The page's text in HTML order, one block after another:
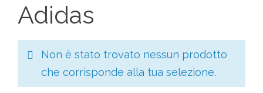
Adidas
Non è stato trovato nessun prodotto
che corrisponde alla tua selezione.